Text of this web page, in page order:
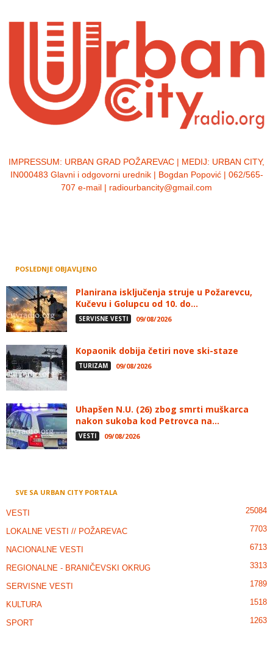
IMPRESSUM: URBAN GRAD POŽAREVAC | MEDIJ: URBAN CITY,
IN000483 Glavni i odgovorni urednik | Bogdan Popović | 062/565-
707 e-mail | radiourbancity@gmail.com
POSLEDNJE OBJAVLJENO
Planirana isključenja struje u Požarevcu,
Kučevu i Golupcu od 10. do...
SERVISNE VESTI 09/08/2026
Kopaonik dobija četiri nove ski-staze
TURIZAM 09/08/2026
Uhapšen N.U. (26) zbog smrti muškarca
nakon sukoba kod Petrovca na...
VESTI 09/08/2026
SVE SA URBAN CITY PORTALA
VESTI 25084
LOKALNE VESTI // POŽAREVAC 7703
NACIONALNE VESTI 6713
REGIONALNE - BRANIČEVSKI OKRUG 3313
SERVISNE VESTI 1789
KULTURA 1518
SPORT 1263